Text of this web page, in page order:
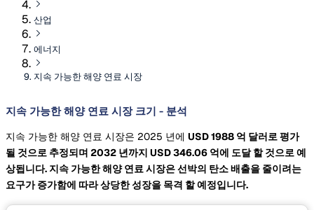
산업
에너지
지속 가능한 해양 연료 시장
지속 가능한 해양 연료 시장 크기 - 분석
지속 가능한 해양 연료 시장은 2025 년에 USD 1988 억 달러로 평가
될 것으로 추정되며 2032 년까지 USD 346.06 억에 도달 할 것으로 예
상됩니다. 지속 가능한 해양 연료 시장은 선박의 탄소 배출을 줄이려는
요구가 증가함에 따라 상당한 성장을 목격 할 예정입니다.